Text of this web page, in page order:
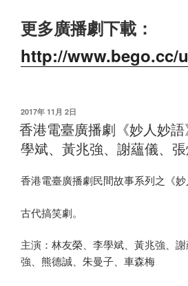
更多廣播劇下載：
http://www.bego.cc/
发
布
于
2017年 11月 2日
香港電臺廣播劇《妙人妙
學斌、黃兆強、謝蘊儀、張
香港電臺廣播劇民間故事系列之《妙
古代搞笑劇。
主演：林友榮、李學斌、黃兆強、
強、熊德誠、朱曼子、車森梅